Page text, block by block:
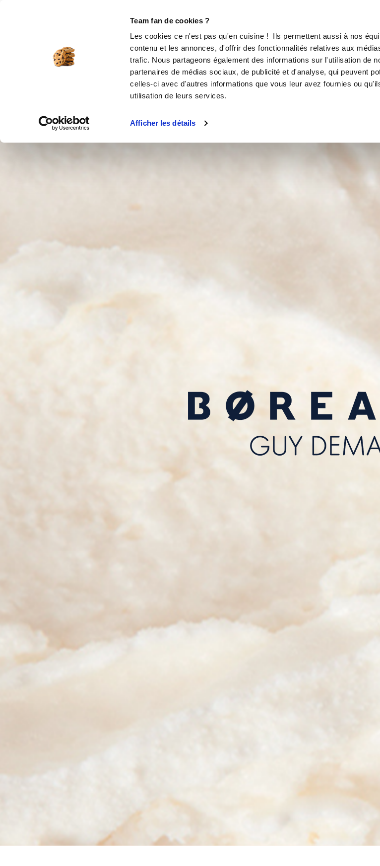
Team fan de cookies ?
Les cookies ce n'est pas qu'en cuisine ! Ils permettent aussi à nos
contenu et les annonces, d'offrir des fonctionnalités relatives aux
trafic. Nous partageons également des informations sur l'utilisation de
partenaires de médias sociaux, de publicité et d'analyse, qui peuvent
celles-ci avec d'autres informations que vous leur avez fournies ou
utilisation de leurs services.
Afficher les détails